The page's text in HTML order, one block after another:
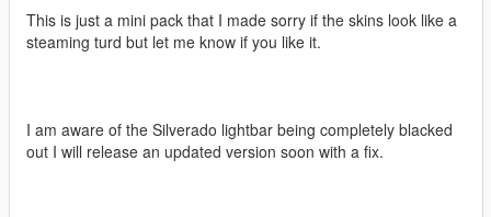
This is just a mini pack that I made sorry if the skins look like a
steaming turd but let me know if you like it.
I am aware of the Silverado lightbar being completely blacked
out I will release an updated version soon with a fix.